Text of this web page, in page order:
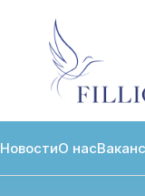
НовостиО нас